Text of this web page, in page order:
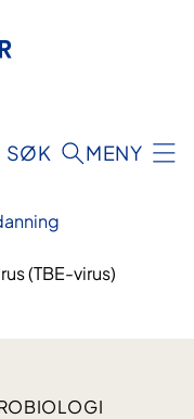
SØK MENY
(TBE-virus)